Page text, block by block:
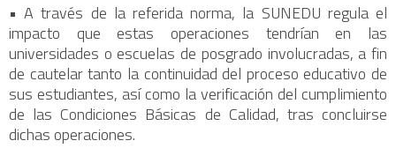
• A través de la referida norma, la SUNEDU regula el
impacto que estas operaciones tendrían en las
universidades o escuelas de posgrado involucradas, a fin
de cautelar tanto la continuidad del proceso educativo de
sus estudiantes, así como la verificación del cumplimiento
de las Condiciones Básicas de Calidad, tras concluirse
dichas operaciones.